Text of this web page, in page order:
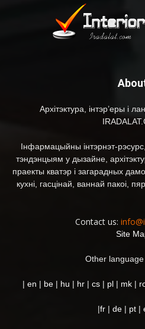
Архітэктура, інтэр’еры і
Інфармацыйны інтэрнэт-
тэндэнцыям у дызайне,
праекты кватэр і загарадных
кухні, гасцінай, ваннай пакоі,
Contact us:
Site
Other
| en | be | hu | hr | cs | pl | mk |
|fr| de | pt|